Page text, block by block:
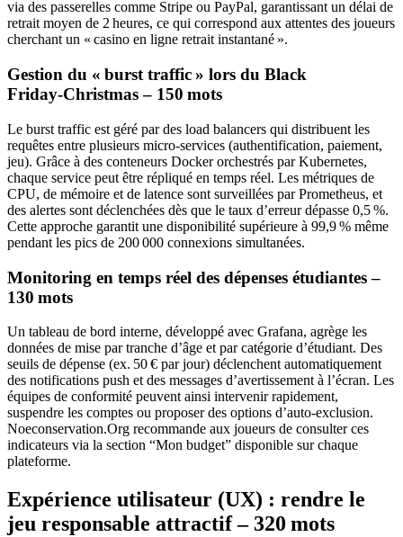
via des passerelles comme Stripe ou PayPal, garantissant un délai de
retrait moyen de 2 heures, ce qui correspond aux attentes des joueurs
cherchant un « casino en ligne retrait instantané ».
Gestion du « burst traffic » lors du Black
Friday‑Christmas – 150 mots
Le burst traffic est géré par des load balancers qui distribuent les
requêtes entre plusieurs micro‑services (authentification, paiement,
jeu). Grâce à des conteneurs Docker orchestrés par Kubernetes,
chaque service peut être répliqué en temps réel. Les métriques de
CPU, de mémoire et de latence sont surveillées par Prometheus, et
des alertes sont déclenchées dès que le taux d’erreur dépasse 0,5 %.
Cette approche garantit une disponibilité supérieure à 99,9 % même
pendant les pics de 200 000 connexions simultanées.
Monitoring en temps réel des dépenses étudiantes –
130 mots
Un tableau de bord interne, développé avec Grafana, agrège les
données de mise par tranche d’âge et par catégorie d’étudiant. Des
seuils de dépense (ex. 50 € par jour) déclenchent automatiquement
des notifications push et des messages d’avertissement à l’écran. Les
équipes de conformité peuvent ainsi intervenir rapidement,
suspendre les comptes ou proposer des options d’auto‑exclusion.
Noeconservation.Org recommande aux joueurs de consulter ces
indicateurs via la section “Mon budget” disponible sur chaque
plateforme.
Expérience utilisateur (UX) : rendre le
jeu responsable attractif – 320 mots